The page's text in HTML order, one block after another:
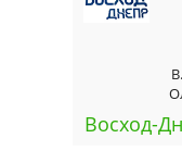
Восход-